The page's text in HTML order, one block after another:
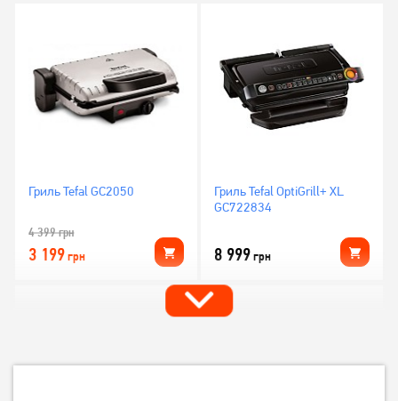
Гриль Tefal GC2050
4 399грн
3 199грн
Гриль Tefal OptiGrill+ XL
GC722834
8 999грн